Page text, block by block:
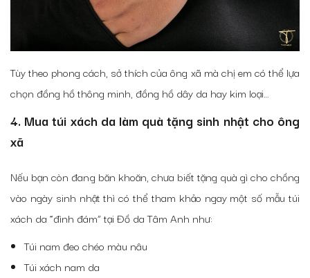
Tùy theo phong cách, sở thích của ông xã mà chị em có thể lựa
chọn đồng hồ thông minh, đồng hồ dây da hay kim loại…
4. Mua túi xách da làm quà tặng sinh nhật cho ông
xã
Nếu bạn còn đang băn khoăn, chưa biết tặng quà gì cho chồng
vào ngày sinh nhật thì có thể tham khảo ngay một số mẫu túi
xách da “đình đám” tại Đồ da Tâm Anh như:
Túi nam đeo chéo màu nâu
Túi xách nam da